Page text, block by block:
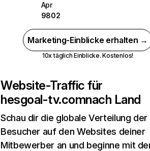
Apr
9802
Marketing-Einblicke erhalten →
10x täglich Einblicke. Kostenlos!
Website-Traffic für
hesgoal-tv.comnach Land
Schau dir die globale Verteilung der
Besucher auf den Websites deiner
Mitbewerber an und beginne mit